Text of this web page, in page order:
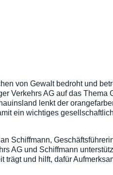
von Gewalt bedroht und
Verkehrs AG auf das Thema
lenkt der
ein wichtiges
Schiffmann,
AG und Schiffmann
und hilft, dafür